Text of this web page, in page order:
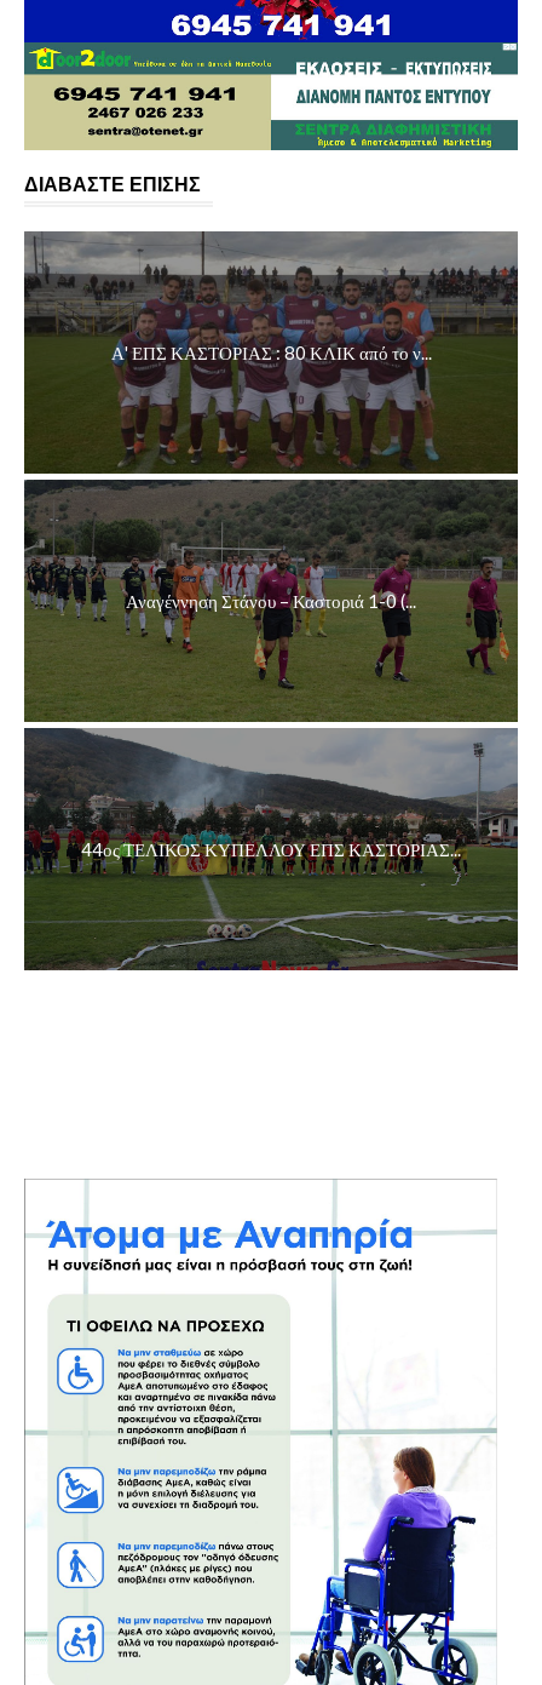
ΔΙΑΒΑΣΤΕ ΕΠΙΣΗΣ
Α' ΕΠΣ ΚΑΣΤΟΡΙΑΣ : 80 ΚΛΙΚ από το ν...
Αναγέννηση Στάνου – Καστοριά 1-0 (...
44ος ΤΕΛΙΚΟΣ ΚΥΠΕΛΛΟΥ ΕΠΣ ΚΑΣΤΟΡΙΑΣ...